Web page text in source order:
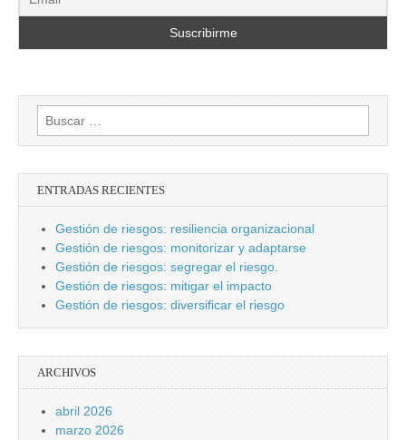
Buscar:
ENTRADAS RECIENTES
Gestión de riesgos: resiliencia organizacional
Gestión de riesgos: monitorizar y adaptarse
Gestión de riesgos: segregar el riesgo.
Gestión de riesgos: mitigar el impacto
Gestión de riesgos: diversificar el riesgo
ARCHIVOS
abril 2026
marzo 2026